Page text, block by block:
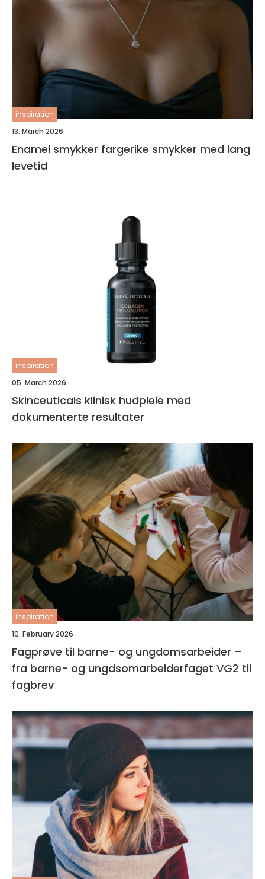
inspiration
13. March 2026
Enamel smykker fargerike smykker med lang
levetid
inspiration
05. March 2026
Skinceuticals klinisk hudpleie med
dokumenterte resultater
inspiration
10. February 2026
Fagprøve til barne- og ungdomsarbeider –
fra barne- og ungdsomarbeiderfaget VG2 til
fagbrev